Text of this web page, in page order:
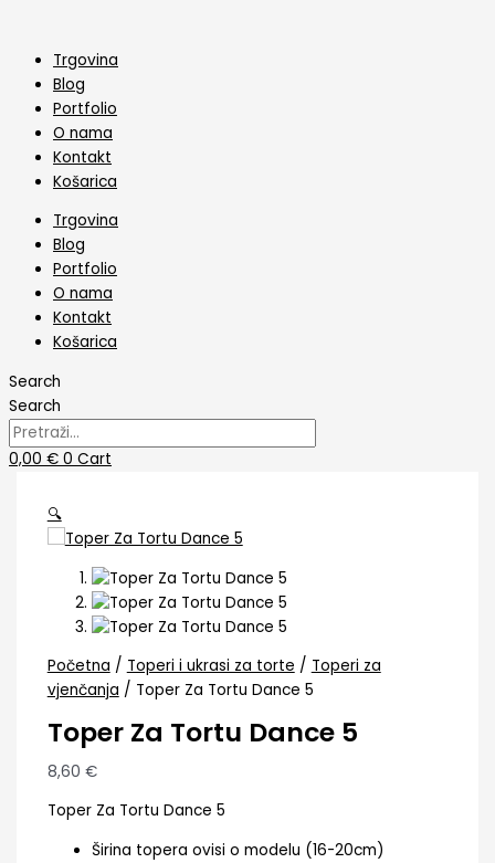
contentTrgovina
Blog
Portfolio
O nama
Kontakt
Košarica
Trgovina
Blog
Portfolio
O nama
Kontakt
Košarica
Search
Search
0,00 € 0 Cart
🔍
Početna / Toperi i ukrasi za torte / Toperi za
vjenčanja / Toper Za Tortu Dance 5
Toper Za Tortu Dance 5
8,60 €
Toper Za Tortu Dance 5
Širina topera ovisi o modelu (16-20cm)
Tortu
Dance
5
količina